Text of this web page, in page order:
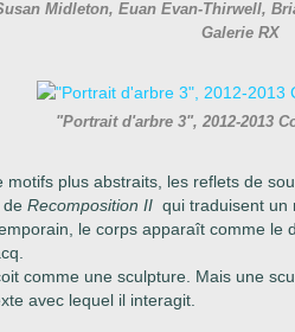
Midleton, Euan Evan-Thirwell,
Galerie RX
"Portrait d'arbre 3", 2012-2013
motifs plus abstraits, les reflets de
de Recomposition II qui traduisent un
le corps apparaît comme le
comme une sculpture. Mais une
avec lequel il interagit.